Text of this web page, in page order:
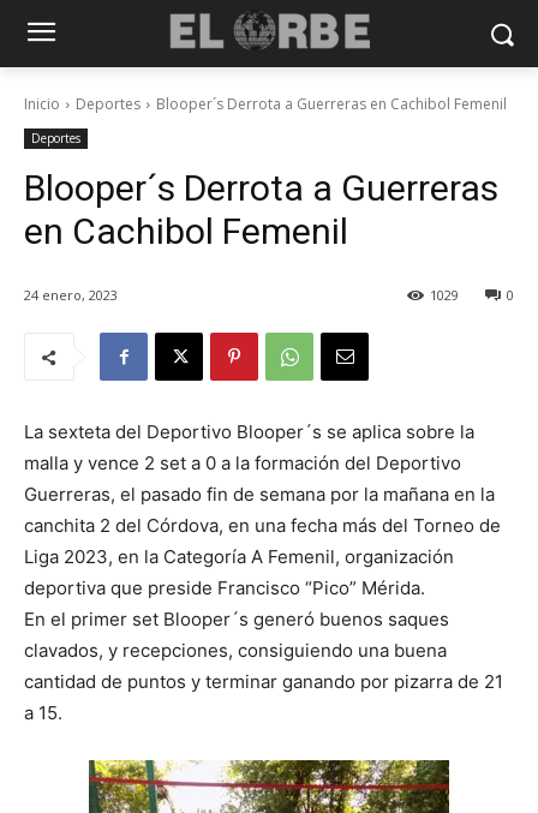
Inicio Deportes Blooper´s Derrota a Guerreras en Cachibol Femenil
Deportes
Blooper´s Derrota a Guerreras
en Cachibol Femenil
24 enero, 2023 0
1029
La sexteta del Deportivo Blooper´s se aplica sobre la
malla y vence 2 set a 0 a la formación del Deportivo
Guerreras, el pasado fin de semana por la mañana en la
canchita 2 del Córdova, en una fecha más del Torneo de
Liga 2023, en la Categoría A Femenil, organización
deportiva que preside Francisco “Pico” Mérida.
En el primer set Blooper´s generó buenos saques
clavados, y recepciones, consiguiendo una buena
cantidad de puntos y terminar ganando por pizarra de 21
a 15.